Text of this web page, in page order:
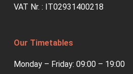
VAT Nr. : IT02931400218
Our Timetables
Monday – Friday: 09:00 – 19:00